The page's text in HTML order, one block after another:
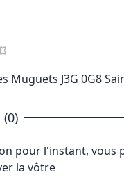
Muguets J3G 0G8
pour l'instant, vous
la vôtre